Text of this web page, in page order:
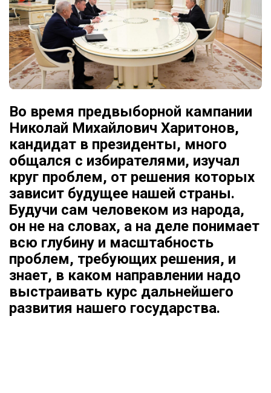
Во время предвыборной кампании
Николай Михайлович Харитонов,
кандидат в президенты, много
общался с избирателями, изучал
круг проблем, от решения которых
зависит будущее нашей страны.
Будучи сам человеком из народа,
он не на словах, а на деле понимает
всю глубину и масштабность
проблем, требующих решения, и
знает, в каком направлении надо
выстраивать курс дальнейшего
развития нашего государства.